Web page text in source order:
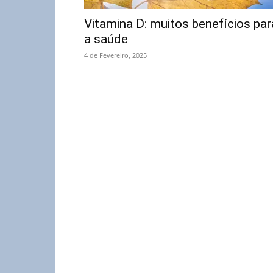
Vitamina D: muitos benefícios
a saúde
4 de Fevereiro, 2025